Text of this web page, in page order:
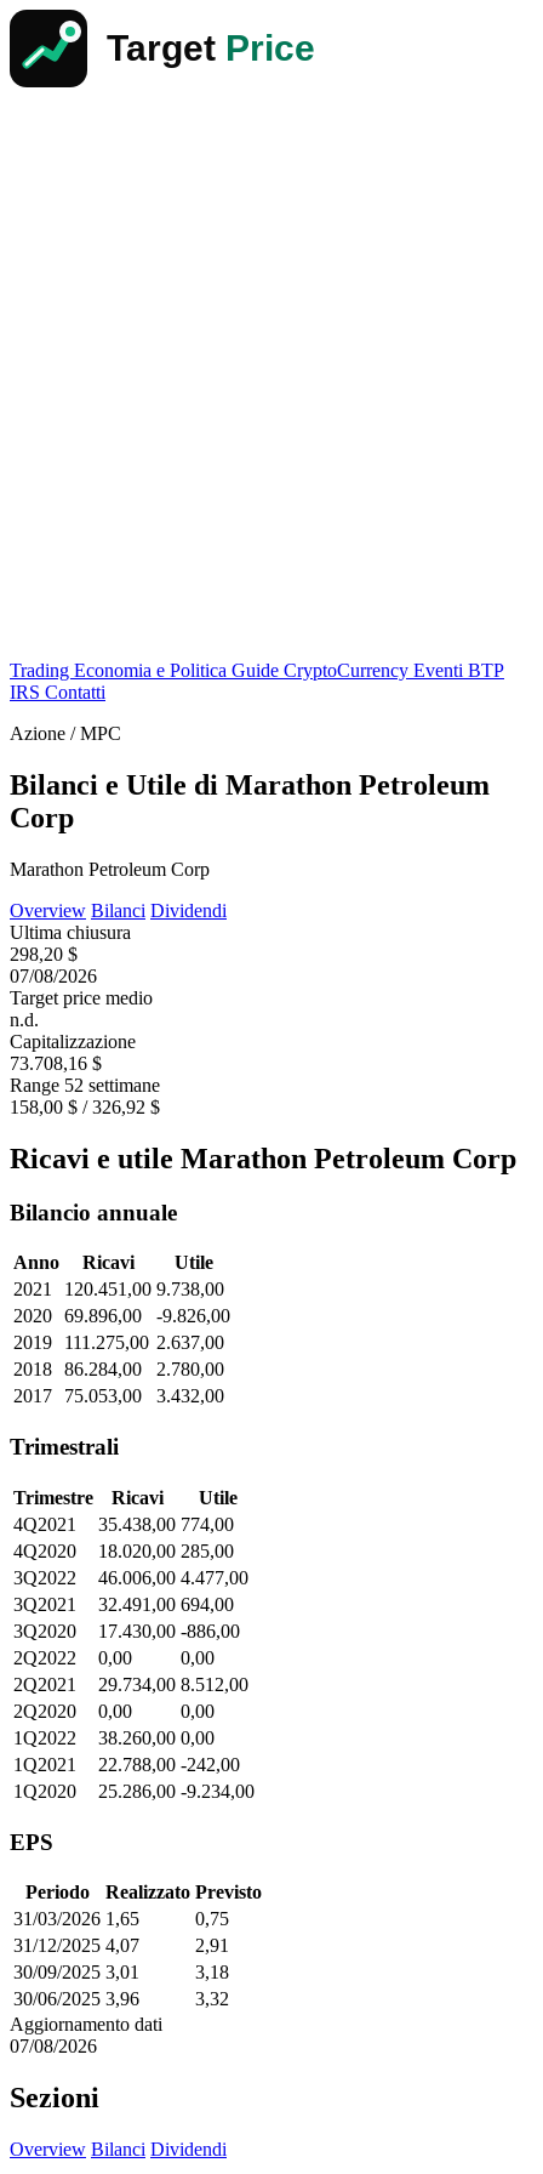
Trading Economia e Politica Guide CryptoCurrency Eventi BTP
IRS Contatti
Azione / MPC
Bilanci e Utile di Marathon Petroleum
Corp
Marathon Petroleum Corp
Overview Bilanci Dividendi
Ultima chiusura
298,20 $
07/08/2026
Target price medio
n.d.
Capitalizzazione
73.708,16 $
Range 52 settimane
158,00 $ / 326,92 $
Ricavi e utile Marathon Petroleum Corp
Bilancio annuale
Anno Ricavi
Utile
2021
120.451,00 9.738,00
2020 69.896,00
-9.826,00
2019
111.275,00 2.637,00
2018 86.284,00
2.780,00
2017
75.053,00 3.432,00
Trimestrali
Trimestre Ricavi
Utile
4Q2021
35.438,00 774,00
4Q2020
18.020,00 285,00
3Q2022
46.006,00 4.477,00
3Q2021
32.491,00 694,00
3Q2020
17.430,00 -886,00
2Q2022
0,00
0,00
2Q2021
29.734,00 8.512,00
2Q2020
0,00
0,00
1Q2022
38.260,00 0,00
1Q2021
22.788,00 -242,00
1Q2020
25.286,00 -9.234,00
EPS
Periodo Realizzato Previsto
31/03/2026 1,65
0,75
31/12/2025 4,07
2,91
30/09/2025 3,01
3,18
30/06/2025 3,96
3,32
Aggiornamento dati
07/08/2026
Sezioni
Overview Bilanci Dividendi